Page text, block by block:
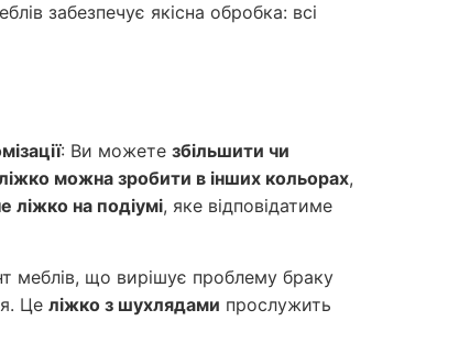
забезпечує якісна обробка: всі
: Ви можете збільшити чи
можна зробити в інших кольорах,
ліжко на подіумі, яке відповідатиме
меблів, що вирішує проблему браку
Це ліжко з шухлядами прослужить